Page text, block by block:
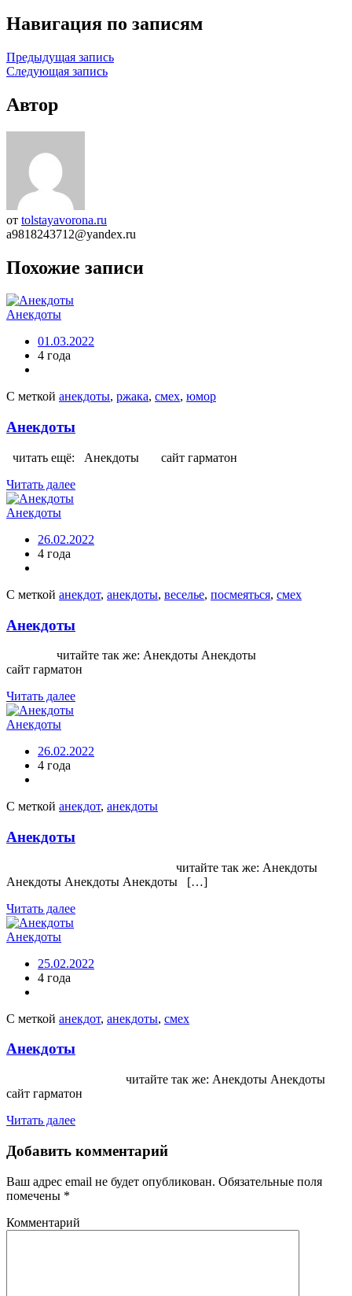
Навигация по записям
Предыдущая запись
Следующая запись
Автор
от tolstayavorona.ru
a9818243712@yandex.ru
Похожие записи
Анекдоты
01.03.2022
4 года
С меткой анекдоты, ржака, смех, юмор
Анекдоты
читать ещё: Анекдоты сайт гарматон
Читать далее
Анекдоты
26.02.2022
4 года
С меткой анекдот, анекдоты, веселье, посмеяться, смех
Анекдоты
читайте так же: Анекдоты Анекдоты
сайт гарматон
Читать далее
Анекдоты
26.02.2022
4 года
С меткой анекдот, анекдоты
Анекдоты
читайте так же: Анекдоты
Анекдоты Анекдоты Анекдоты […]
Читать далее
Анекдоты
25.02.2022
4 года
С меткой анекдот, анекдоты, смех
Анекдоты
читайте так же: Анекдоты Анекдоты
сайт гарматон
Читать далее
Добавить комментарий
Ваш адрес email не будет опубликован. Обязательные поля
помечены *
Комментарий